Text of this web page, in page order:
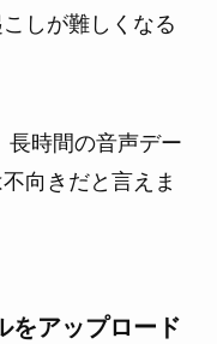
しが難しくなる
長時間の音声デー
向きだと言えま
をアップロード